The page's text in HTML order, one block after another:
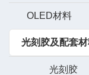
OLED材料
光刻胶及配套
光刻胶